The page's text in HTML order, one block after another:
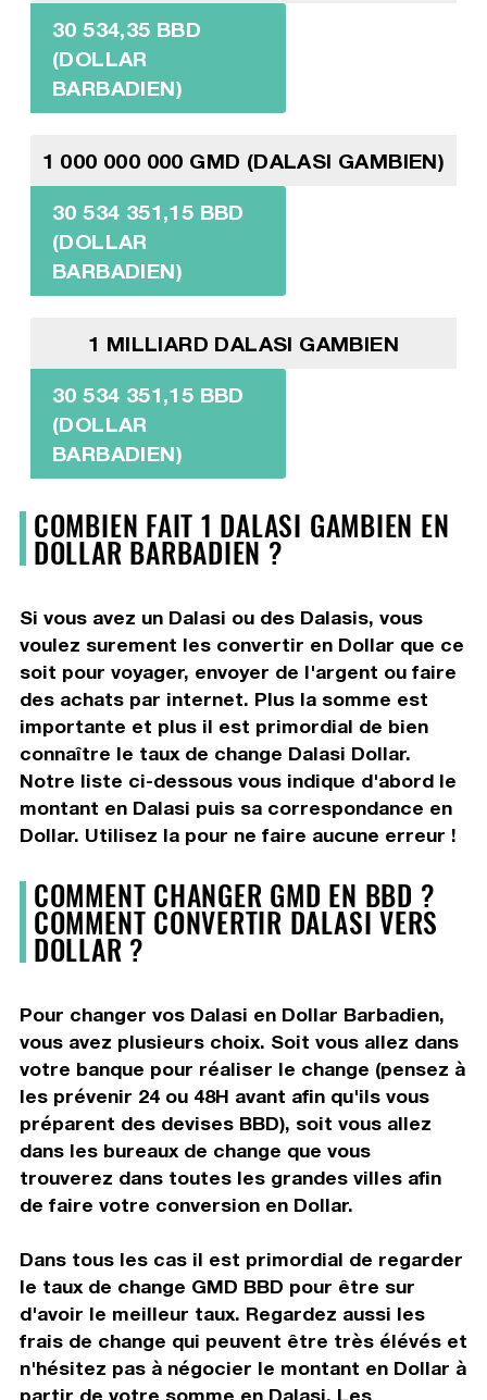
30 534,35 BBD
(DOLLAR
BARBADIEN)
1 000 000 000 GMD (DALASI GAMBIEN)
30 534 351,15 BBD
(DOLLAR
BARBADIEN)
1 MILLIARD DALASI GAMBIEN
30 534 351,15 BBD
(DOLLAR
BARBADIEN)
COMBIEN FAIT 1 DALASI GAMBIEN EN
DOLLAR BARBADIEN ?
Si vous avez un Dalasi ou des Dalasis, vous
voulez surement les convertir en Dollar que ce
soit pour voyager, envoyer de l'argent ou faire
des achats par internet. Plus la somme est
importante et plus il est primordial de bien
connaître le taux de change Dalasi Dollar.
Notre liste ci-dessous vous indique d'abord le
montant en Dalasi puis sa correspondance en
Dollar. Utilisez la pour ne faire aucune erreur !
COMMENT CHANGER GMD EN BBD ?
COMMENT CONVERTIR DALASI VERS
DOLLAR ?
Pour changer vos Dalasi en Dollar Barbadien,
vous avez plusieurs choix. Soit vous allez dans
votre banque pour réaliser le change (pensez à
les prévenir 24 ou 48H avant afin qu'ils vous
préparent des devises BBD), soit vous allez
dans les bureaux de change que vous
trouverez dans toutes les grandes villes afin
de faire votre conversion en Dollar.
Dans tous les cas il est primordial de regarder
le taux de change GMD BBD pour être sur
d'avoir le meilleur taux. Regardez aussi les
frais de change qui peuvent être très élévés et
n'hésitez pas à négocier le montant en Dollar à
partir de votre somme en Dalasi. Les